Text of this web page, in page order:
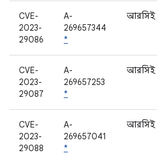
CVE-
2023-
29086
A-
269657344
*
আরসিই
CVE-
2023-
29087
A-
269657253
*
আরসিই
CVE-
2023-
29088
A-
269657041
*
আরসিই